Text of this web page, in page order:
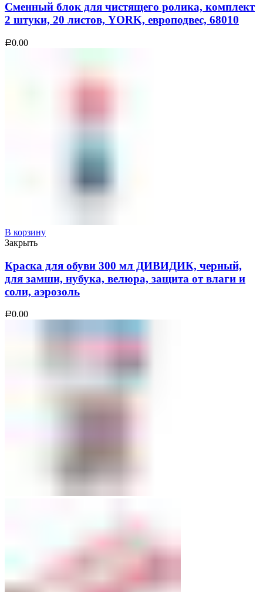
Сменный блок для чистящего ролика, комплект
2 штуки, 20 листов, YORK, европодвес, 68010
Р0.00
В корзину
Закрыть
Краска для обуви 300 мл ДИВИДИК, черный,
для замши, нубука, велюра, защита от влаги и
соли, аэрозоль
Р0.00